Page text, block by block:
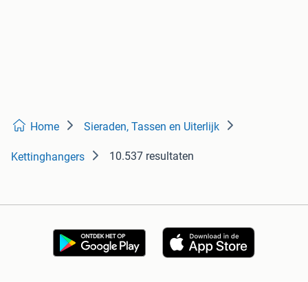
Home Sieraden, Tassen en Uiterlijk
Kettinghangers 10.537 resultaten